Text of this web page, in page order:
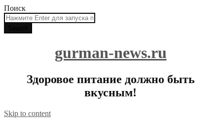
Поиск
gurman-news.ru
Здоровое питание должно быть
вкусным!
Skip to content